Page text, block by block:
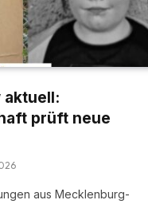
aktuell:
prüft neue
aus Mecklenburg-